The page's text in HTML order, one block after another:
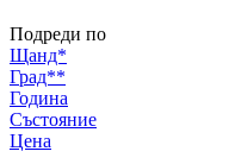
Подреди по
Щанд*
Град**
Година
Състояние
Цена